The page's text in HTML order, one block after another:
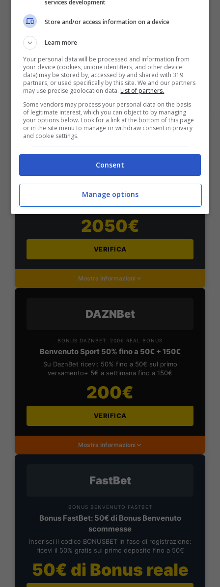
Bonus Benvenuto Sport: fino a 1.000€
VERIFICA
Mostra Informazioni
PlanetWin365
BONUS PLANETWIN365: FINO A 2050€
Planetwin365: 2050€ per sport e scommesse
in Bonus Scommesse + 100% fino a 50€ in Bonus
Sport
2050€
VERIFICA
Mostra Informazioni
DAZNBet
BONUS DAZNBET: 200€ REAL BONUS
Benvenuto Sport 50% fino a 50€ + 150€
Su DaznBet ricevi: 50% fino a 50€ sul primo
versamento+ 5€ a settimana fino a 150€
200€
VERIFICA
Mostra Informazioni
FastBet
BONUS BENVENUTO FASTBET
Bonus FastBet: 50€ di Bonus Benvenuto
scommesse
Inserisci il codice BONUSBET in fase di registrazione:
ricevi il 50% gratis sul primo deposito fino a 50€
50€ di Bonus reale
services development
Store and/or access information on a device
Learn more
Your personal data will be processed and information from
your device (cookies, unique identifiers, and other device
data) may be stored by, accessed by and shared with 319
partners, or used specifically by this site. We and our partners
may use precise geolocation data. List of partners.
Some vendors may process your personal data on the basis
of legitimate interest, which you can object to by managing
your options below. Look for a link at the bottom of this page
or in the site menu to manage or withdraw consent in privacy
and cookie settings.
Consent
Manage options